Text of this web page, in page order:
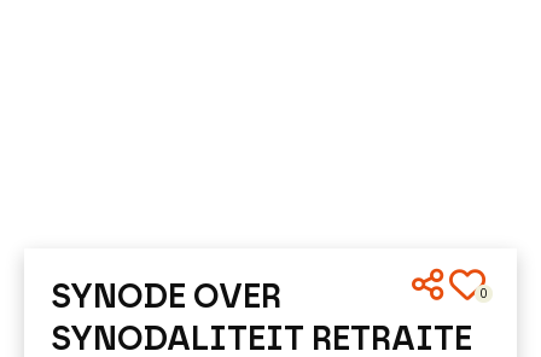
0
SYNODE OVER
SYNODALITEIT RETRAITE